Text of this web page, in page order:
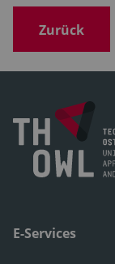
Zurück
E-Services